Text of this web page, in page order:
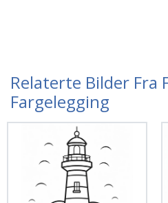
Relaterte Bilder Fra
Fargelegging